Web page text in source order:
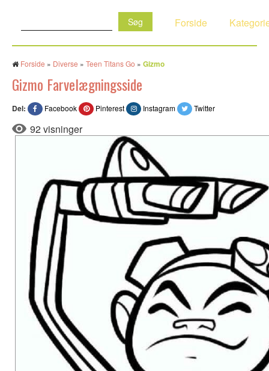
Forside
Forside » Diverse » Teen Titans Go » Gizmo
Gizmo Farvelægningsside
Del: Facebook Pinterest Instagram Twitter
92 visninger